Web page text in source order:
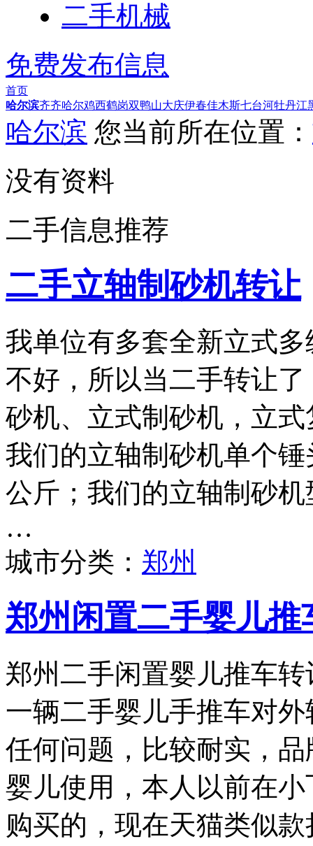
二手机械
免费发布信息
首页
哈尔滨齐齐哈尔鸡西鹤岗双鸭山大庆伊春佳木斯七台河牡丹江
哈尔滨 您当前所在位置：
没有资料
二手信息推荐
二手立轴制砂机转让
我单位有多套全新立式
不好，所以当二手转让
砂机、立式制砂机，立
我们的立轴制砂机单个
公斤；我们的立轴制砂
…
城市分类： 郑州
郑州闲置二手婴儿推
郑州二手闲置婴儿推车
一辆二手婴儿手推车对
任何问题，比较耐实，品
婴儿使用，本人以前在
购买的，现在天猫类似